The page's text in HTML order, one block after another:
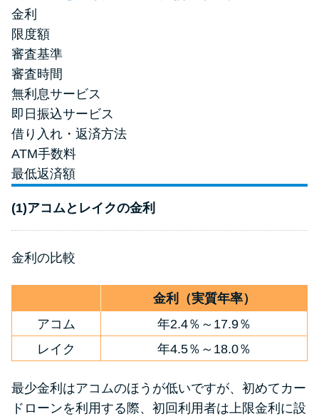
金利
限度額
審査基準
審査時間
無利息サービス
即日振込サービス
借り入れ・返済方法
ATM手数料
最低返済額
(1)アコムとレイクの金利
金利の比較
金利（実質年率）
アコム
年2.4％～17.9％
レイク
年4.5％～18.0％
最少金利はアコムのほうが低いですが、初めてカー
ドローンを利用する際、初回利用者は上限金利に設